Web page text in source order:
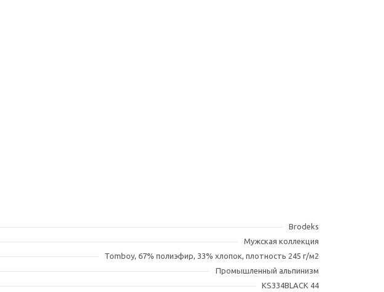
Brodeks
Мужская коллекция
Tomboy, 67% полиэфир, 33% хлопок, плотность 245 г/м2
Промышленный альпинизм
KS334BLACK 44